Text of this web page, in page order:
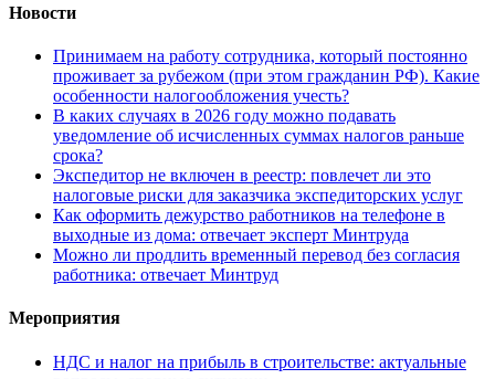
Новости
Принимаем на работу сотрудника, который постоянно
проживает за рубежом (при этом гражданин РФ). Какие
особенности налогообложения учесть?
В каких случаях в 2026 году можно подавать
уведомление об исчисленных суммах налогов раньше
срока?
Экспедитор не включен в реестр: повлечет ли это
налоговые риски для заказчика экспедиторских услуг
Как оформить дежурство работников на телефоне в
выходные из дома: отвечает эксперт Минтруда
Можно ли продлить временный перевод без согласия
работника: отвечает Минтруд
Мероприятия
НДС и налог на прибыль в строительстве: актуальные